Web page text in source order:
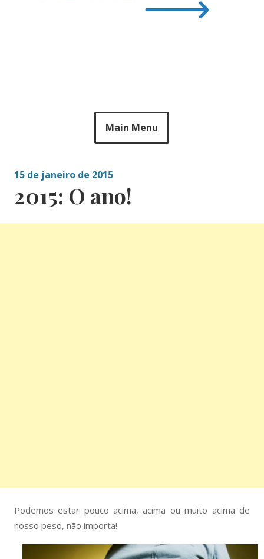
Main Menu
15 de janeiro de 2015
2015: O ano!
Podemos estar pouco acima, acima ou muito acima de
nosso peso, não importa!